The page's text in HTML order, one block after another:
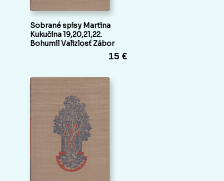
Sobrané spisy Martina
Kukučína 19,20,21,22.
Bohumil Valizlosť Zábor
15 €